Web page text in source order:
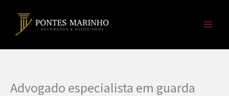
Advogado especialista em guarda